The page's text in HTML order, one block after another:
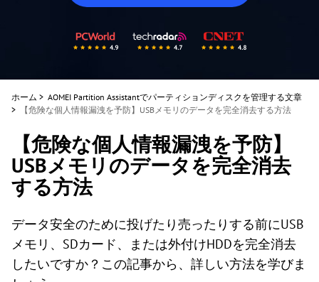
ホーム > AOMEI Partition Assistantでパーティションディスクを管理する文章
>
【危険な個人情報漏洩を予防】USBメモリのデータを完全消去する方法
【危険な個人情報漏洩を予防】
USBメモリのデータを完全消去
する方法
データ安全のために投げたり売ったりする前にUSB
メモリ、SDカード、または外付けHDDを完全消去
したいですか？この記事から、詳しい方法を学びま